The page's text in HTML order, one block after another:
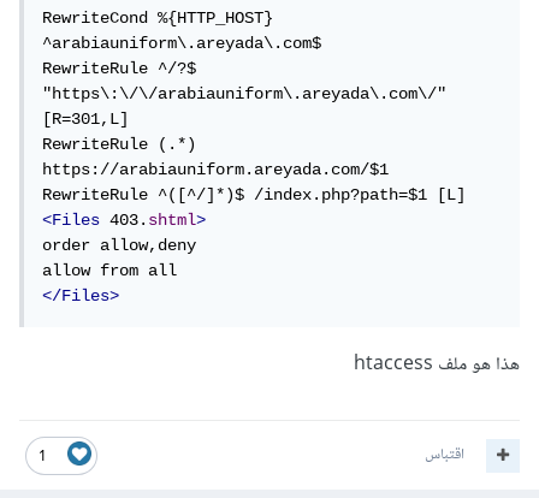
RewriteCond %{HTTP_HOST}
^arabiauniform\.areyada\.com$
RewriteRule ^/?$
"https\:\/\/arabiauniform\.areyada\.com\/"
[R=301,L]
RewriteRule (.*)
https://arabiauniform.areyada.com/$1
<Files 403.shtml>
order allow,deny
</Files>
هذا هو ملف htaccess
1 اقتباس